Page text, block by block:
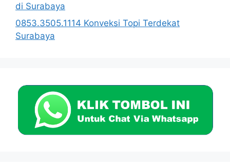
di Surabaya
0853.3505.1114 Konveksi Topi Terdekat
Surabaya